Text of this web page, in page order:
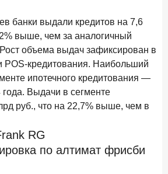
руб.
крупнейших ипотечных банков
ИССЛЕДОВАНИЕ
как россияне выбирали
новичкам здесь больше не
банки выдали кредитов на 7,6
выше, чем за аналогичный
объема выдач зафиксирован в
POS-кредитования. Наибольший
ипотечного кредитования —
Выдачи в сегменте
руб., что на 22,7% выше, чем в
RG
по алтимат фрисби